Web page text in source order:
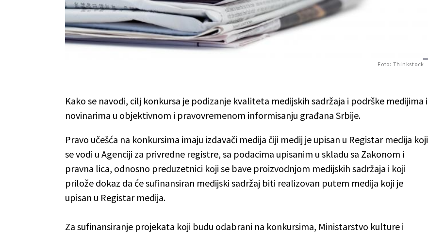
Foto: Thinkstock
Kako se navodi, cilj konkursa je podizanje kvaliteta medijskih sadržaja i podrške medijima i
novinarima u objektivnom i pravovremenom informisanju građana Srbije.
Pravo učešća na konkursima imaju izdavači medija čiji medij je upisan u Registar medija koji
se vodi u Agenciji za privredne registre, sa podacima upisanim u skladu sa Zakonom i
pravna lica, odnosno preduzetnici koji se bave proizvodnjom medijskih sadržaja i koji
prilože dokaz da će sufinansiran medijski sadržaj biti realizovan putem medija koji je
upisan u Registar medija.
Za sufinansiranje projekata koji budu odabrani na konkursima, Ministarstvo kulture i